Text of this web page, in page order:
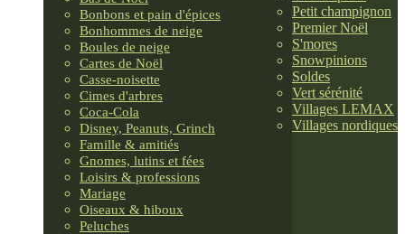
Bonbons et pain d'épices
Bonhommes de neige
Boules de neige
Cartes de Noël
Casse-noisette
Cimes d'arbres
Coca-Cola
Disney, Peanuts, Grinch
Famille & amitiés
Gnomes, lutins et fées
Loisirs & professions
Mariage
Oiseaux & hiboux
Peluches
Petit champignon
Premier Noël
S'mores
Snowpinions
Soldes
Vert sérénité
Villages LEMAX
Villages nordiques